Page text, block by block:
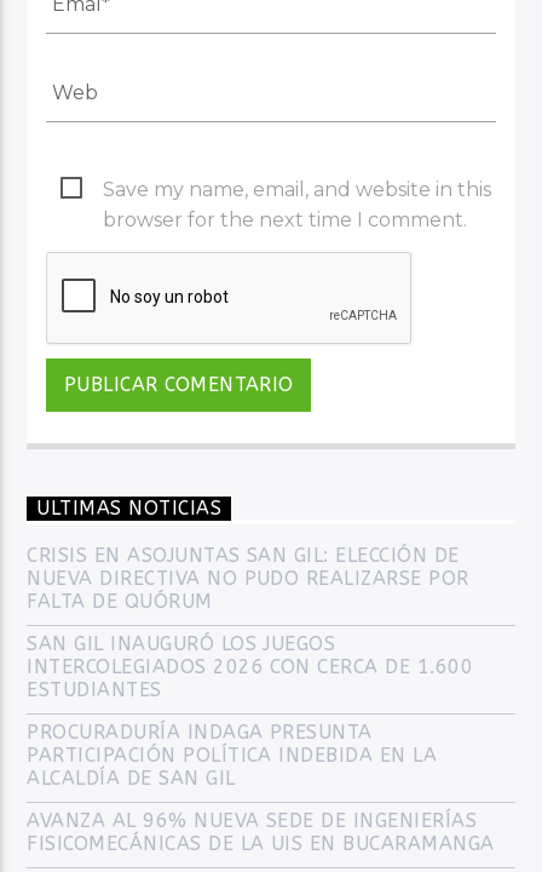
Save my name, email, and website in this
browser for the next time I comment.
ULTIMAS NOTICIAS
CRISIS EN ASOJUNTAS SAN GIL: ELECCIÓN DE
NUEVA DIRECTIVA NO PUDO REALIZARSE POR
FALTA DE QUÓRUM
SAN GIL INAUGURÓ LOS JUEGOS
INTERCOLEGIADOS 2026 CON CERCA DE 1.600
ESTUDIANTES
PROCURADURÍA INDAGA PRESUNTA
PARTICIPACIÓN POLÍTICA INDEBIDA EN LA
ALCALDÍA DE SAN GIL
AVANZA AL 96% NUEVA SEDE DE INGENIERÍAS
FISICOMECÁNICAS DE LA UIS EN BUCARAMANGA